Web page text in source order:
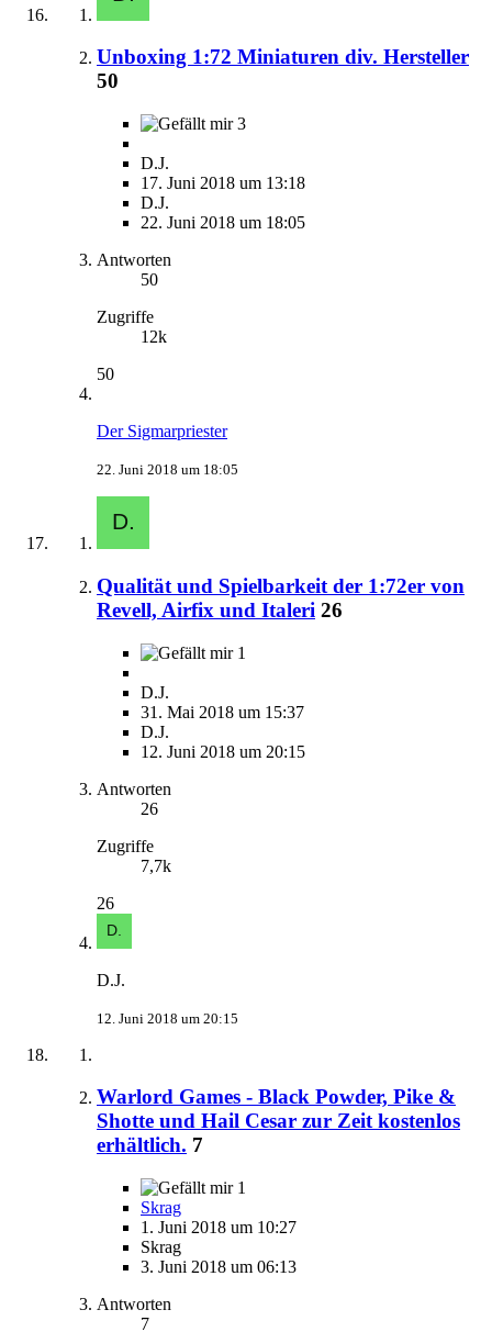
Unboxing 1:72 Miniaturen div. Hersteller
50
3
D.J.
17. Juni 2018 um 13:18
D.J.
22. Juni 2018 um 18:05
Antworten
50
Zugriffe
12k
50
Der Sigmarpriester
22. Juni 2018 um 18:05
Qualität und Spielbarkeit der 1:72er von
Revell, Airfix und Italeri 26
1
D.J.
31. Mai 2018 um 15:37
D.J.
12. Juni 2018 um 20:15
Antworten
26
Zugriffe
7,7k
26
D.J.
12. Juni 2018 um 20:15
Warlord Games - Black Powder, Pike &
Shotte und Hail Cesar zur Zeit kostenlos
erhältlich. 7
1
Skrag
1. Juni 2018 um 10:27
Skrag
3. Juni 2018 um 06:13
Antworten
7